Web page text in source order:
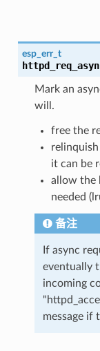
esp_err_t
Mark an
will.
free the
it can be
allow the
needed
备注
If async
eventually
incoming
message if